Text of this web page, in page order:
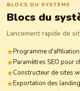
BLOCS DU SYSTÈME
Blocs du
Lancement rapide de
Programme
Paramètres SEO pour
Constructeur de sites
Exportation des